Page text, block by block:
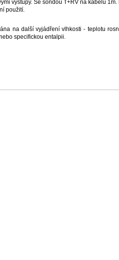
výstupy. Se sondou T+RV na kabelu 1m.
použití.
na další vyjádření vlhkosti - teplotu
specifickou entalpii.